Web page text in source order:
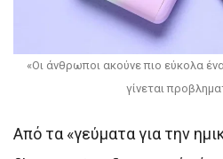
«Οι άνθρωποι ακούνε πιο εύκολα
γίνεται
Από τα «γεύματα για την